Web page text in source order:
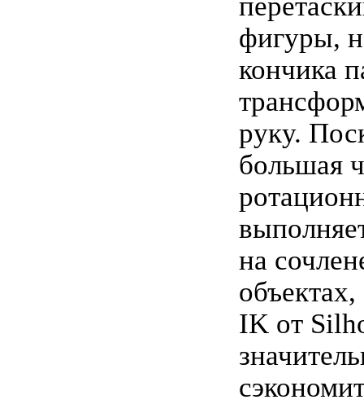
фигуры,
кончика
руку.
большая
на
IK от